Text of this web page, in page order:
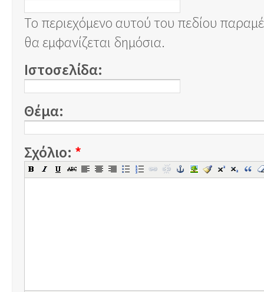
Το περιεχόμενο αυτού του πεδίου
θα εμφανίζεται δημόσια.
Ιστοσελίδα:
Θέμα:
Σχόλιο: *